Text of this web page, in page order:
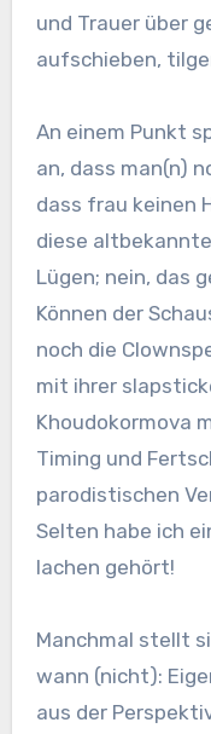
und Trauer über
aufschieben,
An einem Punkt
an, dass man(n)
dass frau keinen
diese
Lügen; nein, das
Können der
noch die
mit ihrer
Khoudokormova
Timing und
parodistischen
Selten habe ich
lachen gehört!
Manchmal stellt
wann (nicht):
aus der